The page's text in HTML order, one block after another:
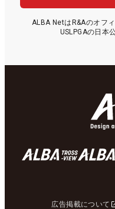
ALBA NetはR&Aのオフ
USLPGAの日本
広告掲載について